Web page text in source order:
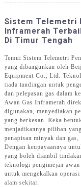
Sistem Telemetri
Inframerah
Di Timur Tengah
Temui Sistem Telemetri
yang dibangunkan oleh
Equipment Co., Ltd.
tiada tandingan untuk
dan pelepasan gas dalam
Awan Gas Inframerah
digunakan, menyediakan
yang berkesan. Reka
menjadikannya pilihan
penapisan minyak dan
Dengan keupayaannya
yang boleh diambil
teknologi pengimejan
untuk mengekalkan
alam sekitar.